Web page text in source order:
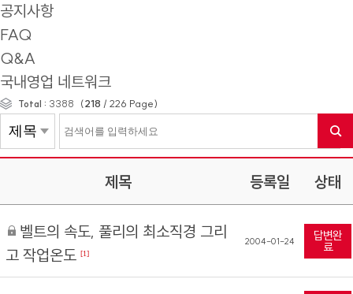
공지사항
FAQ
Q&A
국내영업 네트워크
Total : 3388 (218 / 226 Page)
제목 등록일 상태
벨트의 속도, 풀리의 최소직경 그리
고 작업온도 [1]
2004-01-24 답변완
료